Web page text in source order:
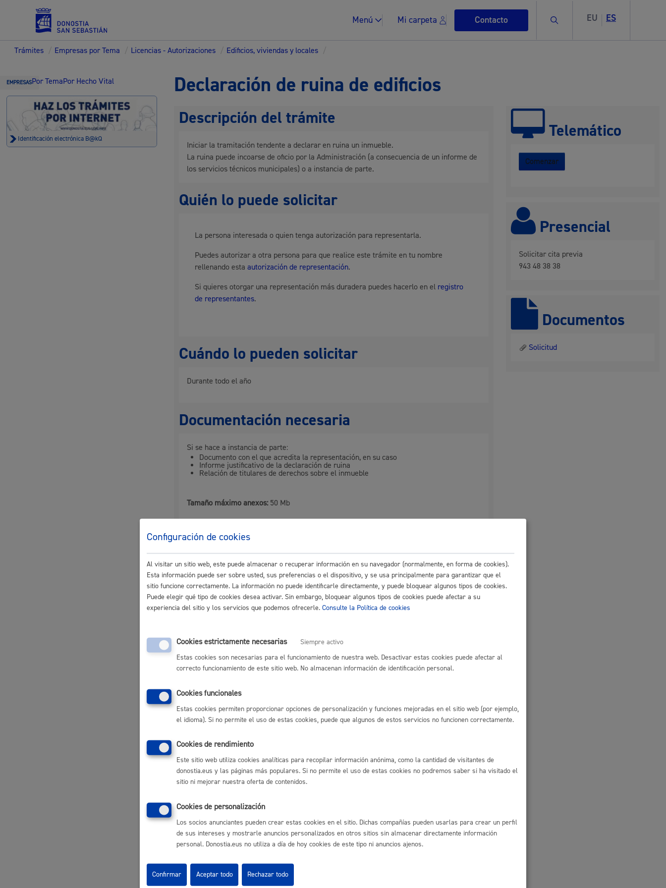
Menú Mi carpeta Contacto Buscar EU ES
Servicios
Padrón y asuntos personales
Espacio público, residuos y medioambiente
Seguridad ciudadana y emergencias
Salud Pública, animales y consumo
Avisos
Agenda cultural
Calendario fiscal
Trámites / Empresas por Tema / Licencias - Autorizaciones / Edificios, viviendas y locales /
EMPRESASPor TemaPor Hecho Vital
Identificación electrónica B@kQ
Declaración de ruina de edificios
Telemático
Comenzar
Presencial
Solicitar cita previa
943 48 38 38
Documentos
Solicitud
Descripción del trámite
Iniciar la tramitación tendente a declarar en ruina un inmueble.
La ruina puede incoarse de oficio por la Administración (a consecuencia de un informe de
los servicios técnicos municipales) o a instancia de parte.
Quién lo puede solicitar
La persona interesada o quien tenga autorización para representarla.
Puedes autorizar a otra persona para que realice este trámite en tu nombre
rellenando estaautorización de representación.
Si quieres otorgar una representación más duradera puedes hacerlo en el registro
de representantes.
Cuándo lo pueden solicitar
Durante todo el año
Documentación necesaria
Si se hace a instancia de parte:
Documento con el que acredita la representación, en su caso
Informe justificativo de la declaración de ruina
Relación de titulares de derechos sobre el inmueble
Tamaño máximo anexos: 50 Mb
Cantidad a abonar
Tasas por Servicios Urbanísticos
**Anexo a regir desde el 1 de enero 2019
1.587,75 €
No se puede establecer un plazo estimado debido a la diversa casúistica, en cualquier
procedimiento de ruina regulado en los artículos 19 y siguientes del Real Decreto
2187/1978 Reglamento de Disciplina Urbanística.
Pasos del procedimiento
Registro de la solicitud y documentación o emisión informe técnico (si es de oficio)
Subsanación de la documentación, en su caso
Informe técnico o jurídico.
Se incoa expediente ruina
Visita inspección y realización informe
Tramite de audiencia a personas interesadas
Emisión dictamen pericial
Apertura plazo para hacer alegaciones
Declaración estado de ruina o no.
Responsable de la tramitación
Configuración de cookies
Al visitar un sitio web, este puede almacenar o recuperar información en su navegador (normalmente, en forma de cookies).
Esta información puede ser sobre usted, sus preferencias o el dispositivo, y se usa principalmente para garantizar que el
sitio funcione correctamente. La información no puede identificarle directamente, y puede bloquear algunos tipos de cookies.
Puede elegir qué tipo de cookies desea activar. Sin embargo, bloquear algunos tipos de cookies puede afectar a su
experiencia del sitio y los servicios que podemos ofrecerle. Consulte la Política de cookies
Cookies estrictamente necesarias
Siempre activo
Estas cookies son necesarias para el funcionamiento de nuestra web. Desactivar estas cookies puede afectar al
correcto funcionamiento de este sitio web. No almacenan información de identificación personal.
Cookies funcionales
Estas cookies permiten proporcionar opciones de personalización y funciones mejoradas en el sitio web (por ejemplo,
el idioma). Si no permite el uso de estas cookies, puede que algunos de estos servicios no funcionen correctamente.
Cookies de rendimiento
Este sitio web utiliza cookies analíticas para recopilar información anónima, como la cantidad de visitantes de
donostia.eus y las páginas más populares. Si no permite el uso de estas cookies no podremos saber si ha visitado el
sitio ni mejorar nuestra oferta de contenidos.
Cookies de personalización
Los socios anunciantes pueden crear estas cookies en el sitio. Dichas compañías pueden usarlas para crear un perfil
de sus intereses y mostrarle anuncios personalizados en otros sitios sin almacenar directamente información
personal. Donostia.eus no utiliza a día de hoy cookies de este tipo ni anuncios ajenos.
Rechazar todo
Confirmar Aceptar todo